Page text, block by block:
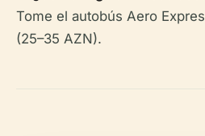
Tome el autobús Aero
(25–35 AZN).